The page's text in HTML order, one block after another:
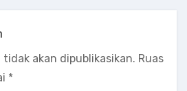
akan dipublikasikan. Ruas
*